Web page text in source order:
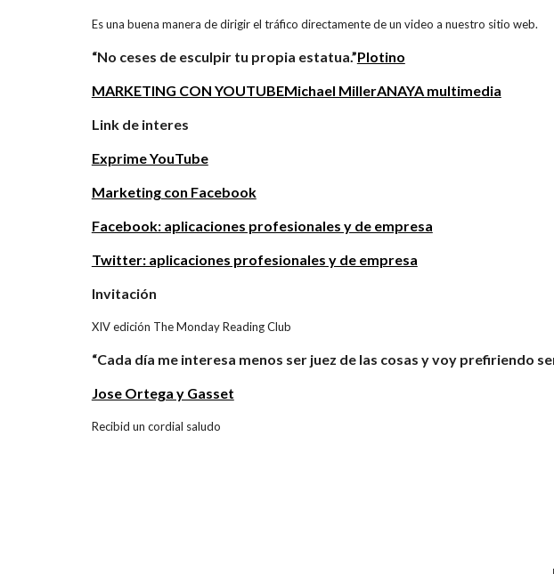
Es una buena manera de dirigir el tráfico directamente de un video a nuestro sitio web.
“No ceses de esculpir tu propia estatua.”Plotino
MARKETING CON YOUTUBEMichael MillerANAYA multimedia
Link de interes
Exprime YouTube
Marketing con Facebook
Facebook: aplicaciones profesionales y de empresa
Twitter: aplicaciones profesionales y de empresa
Invitación
XIV edición The Monday Reading Club
“Cada día me interesa menos ser juez de las cosas y voy prefiriendo
Jose Ortega y Gasset
Recibid un cordial saludo